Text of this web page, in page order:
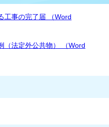
工事の完了届 （Word
（法定外公共物） （Word